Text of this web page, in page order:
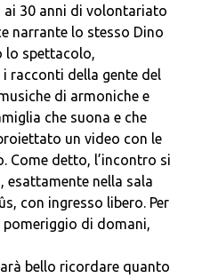
30 anni di volontariato
narrante lo stesso Dino
lo spettacolo,
racconti della gente del
di armoniche e
che suona e che
un video con le
Come detto, l’incontro si
esattamente nella sala
con ingresso libero. Per
di domani,
bello ricordare quanto